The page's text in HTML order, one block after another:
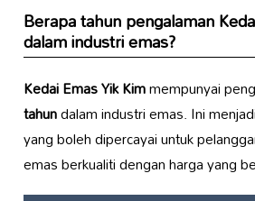
Berapa tahun pengalaman
dalam industri emas?
Kedai Emas Yik Kimmempunyai
tahundalam industri emas. Ini
yang boleh dipercayai untuk
emas berkualiti dengan harga yang